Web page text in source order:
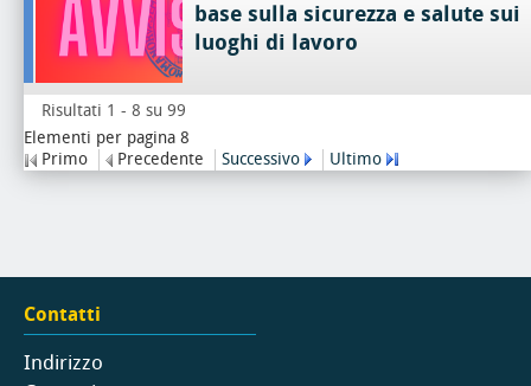
base sulla sicurezza e salute sui
luoghi di lavoro
Risultati 1 - 8 su 99
Elementi per pagina 8
Primo
Precedente Successivo Ultimo
Contatti
Indirizzo